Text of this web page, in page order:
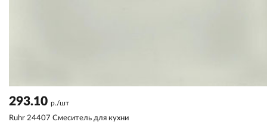
293.10 р./шт
Ruhr 24407 Смеситель для кухни